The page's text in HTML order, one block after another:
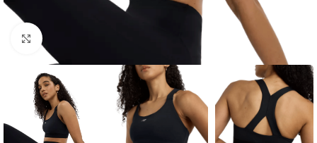
Amplía la Imagen